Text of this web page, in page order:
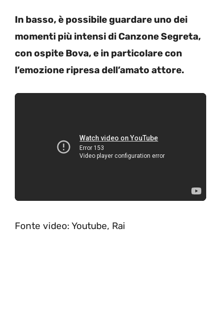
In basso, è possibile guardare uno dei
momenti più intensi di Canzone Segreta,
con ospite Bova, e in particolare con
l’emozione ripresa dell’amato attore.
Fonte video: Youtube, Rai